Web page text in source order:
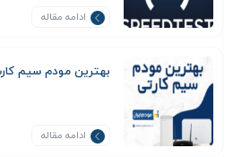
ادامه مقاله
بهترین مودم سیم
ادامه مقاله